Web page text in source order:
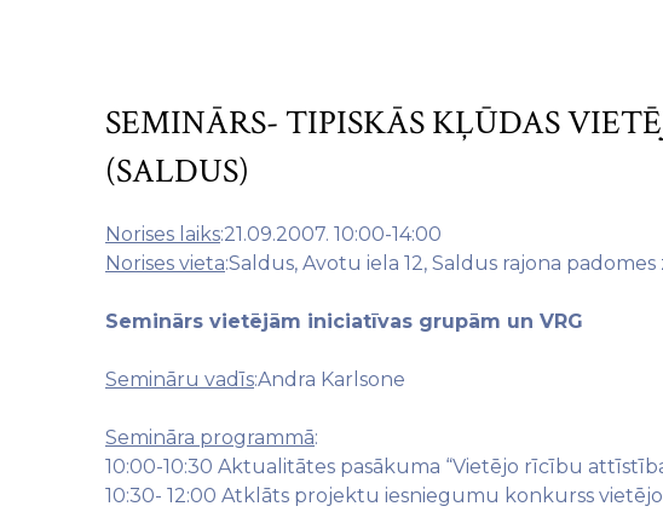
SEMINĀRS- TIPISKĀS KĻŪDAS
(SALDUS)
Norises laiks:21.09.2007. 10:00-14:00
Norises vieta:Saldus, Avotu iela 12, Saldus rajona padomes
Seminārs vietējām iniciatīvas grupām un VRG
Semināru vadīs:Andra Karlsone
Semināra programmā:
10:00-10:30 Aktualitātes pasākuma “Vietējo rīcību
10:30- 12:00 Atklāts projektu iesniegumu konkurss